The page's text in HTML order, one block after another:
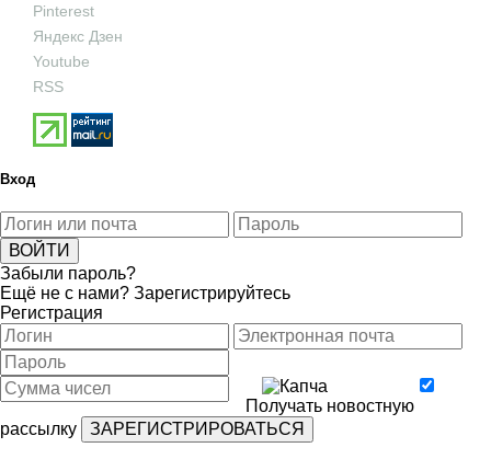
Pinterest
Яндекс Дзен
Youtube
RSS
Вход
Забыли пароль?
Ещё не с нами? Зарегистрируйтесь
Регистрация
Получать новостную
рассылку